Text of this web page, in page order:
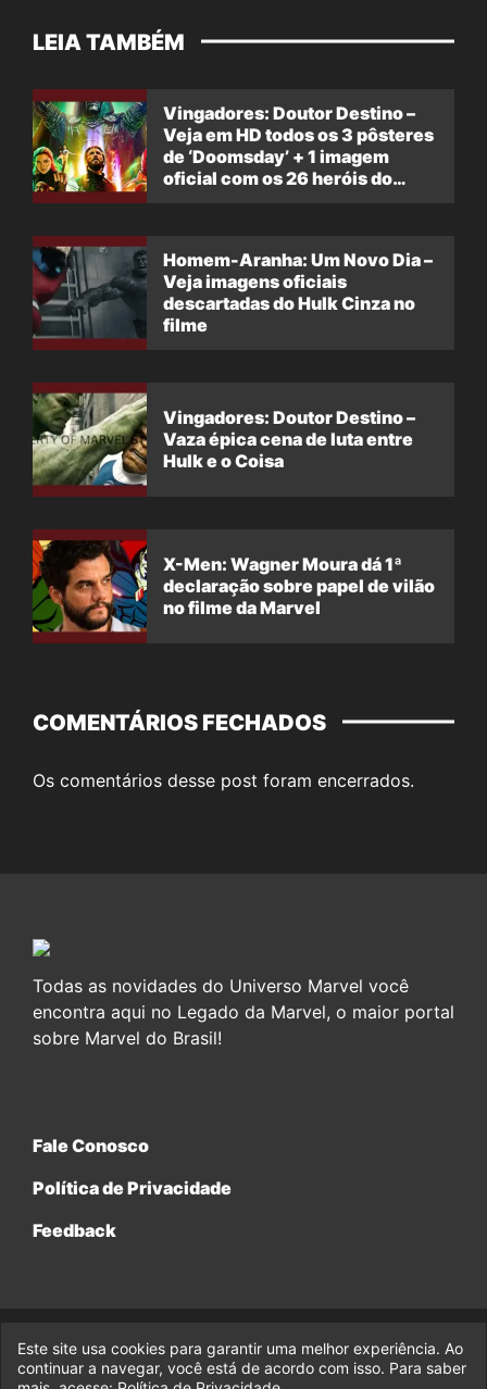
LEIA TAMBÉM
Vingadores: Doutor Destino –
Veja em HD todos os 3 pôsteres
de ‘Doomsday’ + 1 imagem
oficial com os 26 heróis do
Homem-Aranha: Um Novo Dia –
Veja imagens oficiais
descartadas do Hulk Cinza no
filme
Vingadores: Doutor Destino –
Vaza épica cena de luta entre
Hulk e o Coisa
X-Men: Wagner Moura dá 1ª
declaração sobre papel de vilão
no filme da Marvel
COMENTÁRIOS FECHADOS
Os comentários desse post foram encerrados.
Todas as novidades do Universo Marvel você
encontra aqui no Legado da Marvel, o maior portal
sobre Marvel do Brasil!
Fale Conosco
Política de Privacidade
Feedback
© 2017-2026 Legado da Marvel, uma empresa da Legado
Enterprises.
Este site usa cookies para garantir uma melhor experiência. Ao
continuar a navegar, você está de acordo com isso. Para saber